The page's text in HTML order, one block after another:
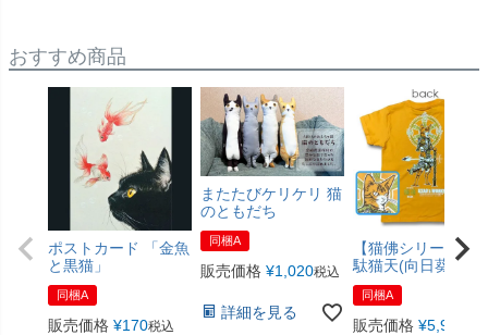
おすすめ商品
ポストカード 「金魚
と黒猫」
同梱A
販売価格 ¥170税込
またたびケリケリ 猫
のともだち
同梱A
販売価格 ¥1,020税込
詳細を見る
【猫佛シリーズ】
駄猫天(向日葵色)
同梱A
販売価格 ¥5,940